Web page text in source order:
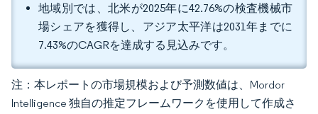
地域別では、北米が2025年に42.76%の検査機械市
場シェアを獲得し、アジア太平洋は2031年までに
7.43%のCAGRを達成する見込みです。
注：本レポートの市場規模および予測数値は、Mordor
Intelligence 独自の推定フレームワークを使用して作成さ